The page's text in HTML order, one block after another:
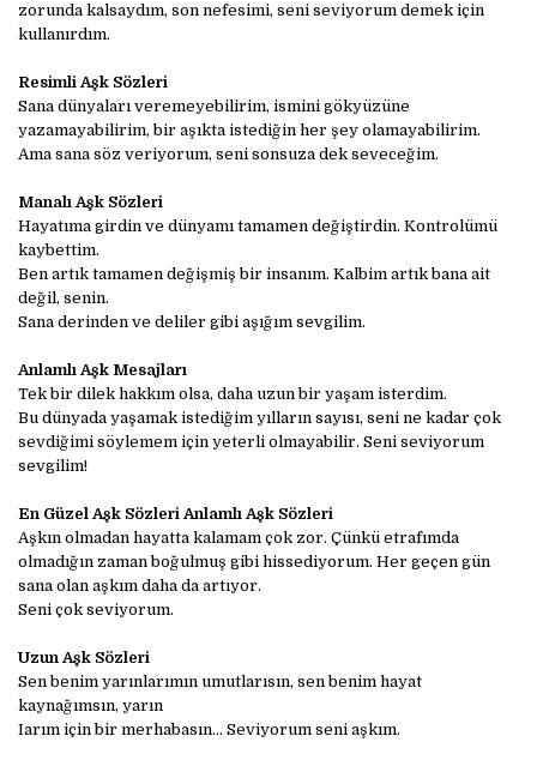
zorunda kalsaydım, son nefesimi, seni seviyorum demek için
kullanırdım.
Resimli Aşk Sözleri
Sana dünyaları veremeyebilirim, ismini gökyüzüne
yazamayabilirim, bir aşıkta istediğin her şey olamayabilirim.
Ama sana söz veriyorum, seni sonsuza dek seveceğim.
Manalı Aşk Sözleri
Hayatıma girdin ve dünyamı tamamen değiştirdin. Kontrolümü
kaybettim.
Ben artık tamamen değişmiş bir insanım. Kalbim artık bana ait
değil, senin.
Sana derinden ve deliler gibi aşığım sevgilim.
Anlamlı Aşk Mesajları
Tek bir dilek hakkım olsa, daha uzun bir yaşam isterdim.
Bu dünyada yaşamak istediğim yılların sayısı, seni ne kadar çok
sevdiğimi söylemem için yeterli olmayabilir. Seni seviyorum
sevgilim!
En Güzel Aşk Sözleri Anlamlı Aşk Sözleri
Aşkın olmadan hayatta kalamam çok zor. Çünkü etrafımda
olmadığın zaman boğulmuş gibi hissediyorum. Her geçen gün
sana olan aşkım daha da artıyor.
Seni çok seviyorum.
Uzun Aşk Sözleri
Sen benim yarınlarımın umutlarısın, sen benim hayat
kaynağımsın, yarın
Iarım için bir merhabasın… Seviyorum seni aşkım.